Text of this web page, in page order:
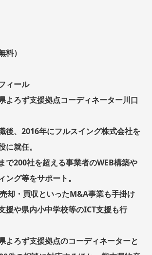
料）
ィール
よろず支援拠点コーディネーター川口
後、2016年にフルスイング株式会社を
に就任。
で200社を超える事業者のWEB構築や
ング等をサポート。
却・買収といったM&A事業も手掛け
援や県内小中学校等のICT支援も行
よろず支援拠点のコーディネーターと